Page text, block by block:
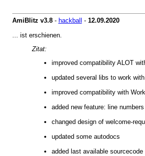
AmiBlitz v3.8- hackball - 12.09.2020
... ist erschienen.
Zitat:
improved compatibility ALOT
updated several libs to work
improved compatibility with
added new feature: line
changed design of welcome-
updated some autodocs
added last available